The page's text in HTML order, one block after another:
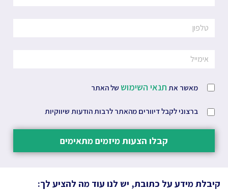
מאשר את תנאי השימוש של האתר
ברצוני לקבל דיוורים מהאתר לרבות הודעות שיווקיות
קבלו הצעות מיזמים מתאימים
קיבלת מידע על כתובת, יש לנו עוד מה להציע לך: